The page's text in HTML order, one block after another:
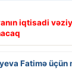
iqtisadi
Fatimə üçün